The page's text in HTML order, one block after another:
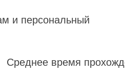
и персональный
Среднее время